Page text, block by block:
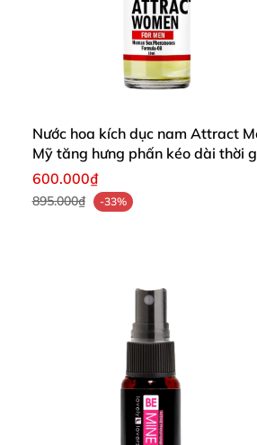
Nước hoa kích dục nam Attract
Mỹ tăng hưng phấn kéo dài thời
600.000₫
895.000₫ -33%